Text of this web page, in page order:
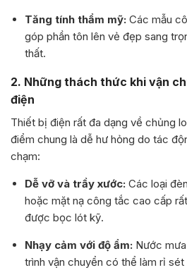
Tăng tính thẩm mỹ:Các mẫu
góp phần tôn lên vẻ đẹp sang
thất.
2. Những thách thức khi vận
điện
Thiết bị điện rất đa dạng về chủng
điểm chung là dễ hư hỏng do tác
chạm:
Dễ vỡ và trầy xước:Các loại
hoặc mặt nạ công tắc cao cấp
được bọc lót kỹ.
Nhạy cảm với độ ẩm:Nước mưa
trình vận chuyển có thể làm rỉ